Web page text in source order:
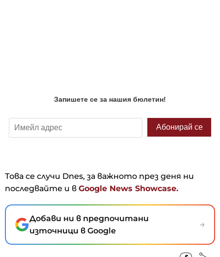
Това се случи Dnes, за важното през деня ни
последвайте и в Google News Showcase.
Добави ни в предпочитани
източници в Google
→